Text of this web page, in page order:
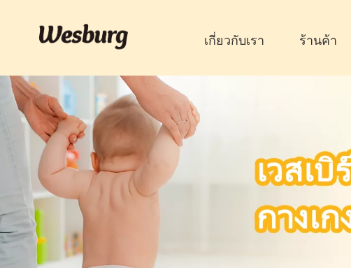
เกี่ยวกับเรา ร้านค้า
ผ้าอ้อมดูแลผู้ใหญ่
อันเดอร์แพด